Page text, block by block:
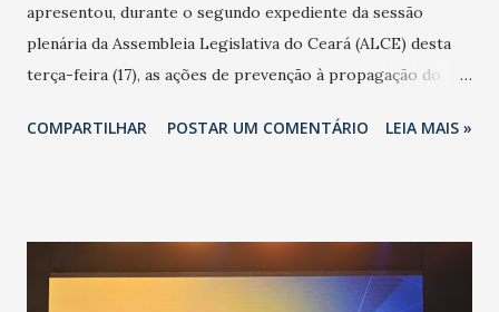
apresentou, durante o segundo expediente da sessão
plenária da Assembleia Legislativa do Ceará (ALCE) desta
terça-feira (17), as ações de prevenção à propagação do
adotadas pelo Governo do Estado na contenção da
população suspeita e de cuidados com os ambientes
públicos e domiciliares. “Nós não estamos vivendo uma
COMPARTILHAR POSTAR UM COMENTÁRIO LEIA MAIS »